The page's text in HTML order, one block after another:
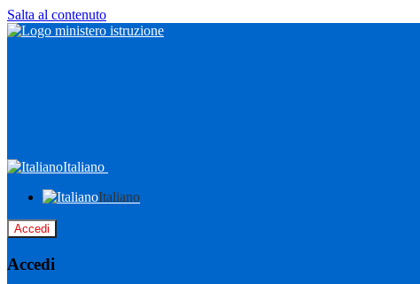
Salta al contenuto
Italiano
Italiano
Accedi
Accedi